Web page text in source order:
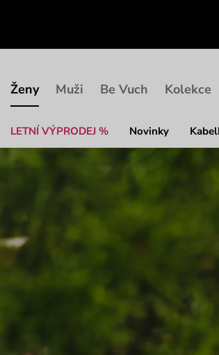
Ženy
LETNÍ VÝPRODEJ % Novinky
Muži Be Vuch Kolekce